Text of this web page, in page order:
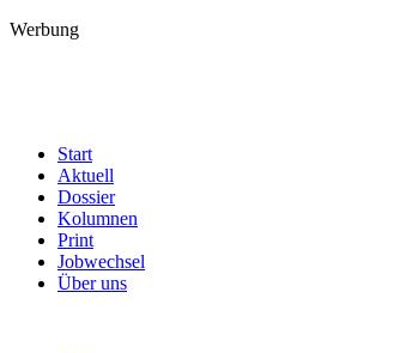
Werbung
Start
Aktuell
Dossier
Kolumnen
Print
Jobwechsel
Über uns